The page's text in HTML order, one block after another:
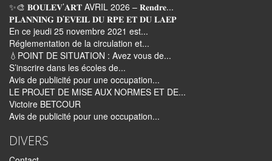
✨🎨 𝐁𝐎𝐔𝐋𝐄𝐕’𝐀𝐑𝐓 AVRIL 2026 – 𝐑𝐞𝐧𝐝𝐫𝐞...
𝐏𝐋𝐀𝐍𝐍𝐈𝐍𝐆 𝐃’𝐄𝐕𝐄𝐈𝐋 𝐃𝐔 𝐑𝐏𝐄 𝐄𝐓 𝐃𝐔 𝐋𝐀𝐄𝐏
En ce jeudi 25 novembre 2021 est...
Réglementation de la circulation et...
💧POINT DE SITUATION : Avez vous de...
S’inscrire dans les écoles de...
Avis de publicité pour une occupation...
LE PROJET DE MISE AUX NORMES ET DE...
Victoire BETCOUR
Avis de publicité pour une occupation...
DIVERS